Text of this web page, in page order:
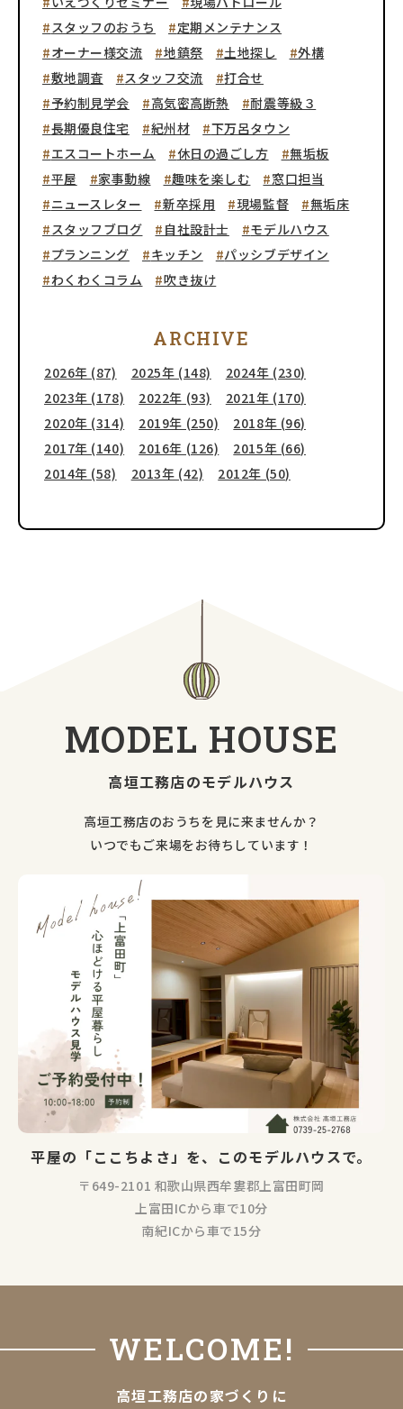
スタッフのおうち
定期メンテナンス
オーナー様交流
地鎮祭 土地探し
外構
敷地調査
スタッフ交流
打合せ
予約制見学会
高気密高断熱
耐震等級３
長期優良住宅
紀州材
下万呂タウン
エスコートホーム
休日の過ごし方
無垢板
平屋
家事動線 趣味を楽しむ
窓口担当
ニュースレター
新卒採用 現場監督
無垢床
スタッフブログ
自社設計士
モデルハウス
プランニング
キッチン
パッシブデザイン
わくわくコラム
吹き抜け
ARCHIVE
2026年 (87) 2025年 (148)
2024年 (230)
2023年 (178)
2022年 (93)
2021年 (170)
2020年 (314)
2019年 (250)
2018年 (96)
2017年 (140)
2016年 (126)
2015年 (66)
2014年 (58)
2013年 (42) 2012年 (50)
MODEL HOUSE
高垣工務店のモデルハウス
高垣工務店のおうちを見に来ませんか？
いつでもご来場をお待ちしています！
平屋の「ここちよさ」を、このモデルハウスで。
〒649-2101 和歌山県西牟婁郡上富田町岡
上富田ICから車で10分
南紀ICから車で15分
WELCOME!
高垣工務店の家づくりに